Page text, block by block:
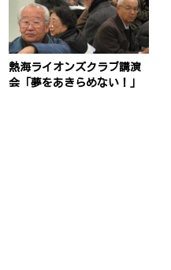
熱海ライオンズクラブ講演
会「夢をあきらめない！」